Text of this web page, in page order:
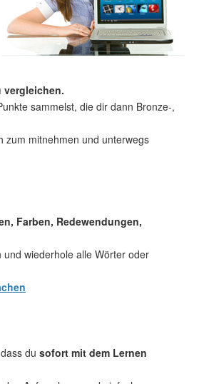
vergleichen.
sammelst, die dir dann Bronze-,
zum mitnehmen und unterwegs
Farben, Redewendungen,
wiederhole alle Wörter oder
du sofort mit dem Lernen